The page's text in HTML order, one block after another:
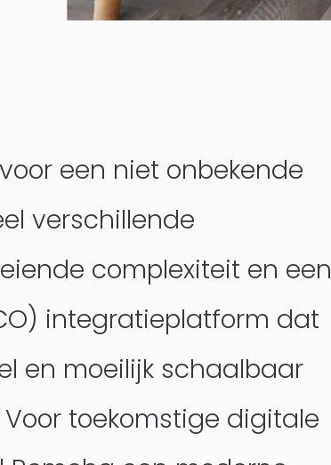
een niet onbekende
verschillende
complexiteit en een
integratieplatform dat
en moeilijk schaalbaar
toekomstige digitale